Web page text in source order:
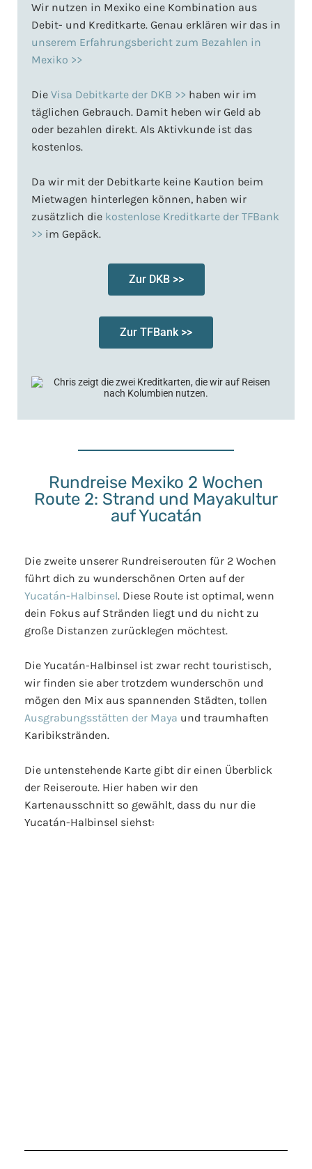
Wir nutzen in Mexiko eine Kombination aus
Debit- und Kreditkarte. Genau erklären wir das in
unserem Erfahrungsbericht zum Bezahlen in
Mexiko >>
Die Visa Debitkarte der DKB >> haben wir im
täglichen Gebrauch. Damit heben wir Geld ab
oder bezahlen direkt. Als Aktivkunde ist das
kostenlos.
Da wir mit der Debitkarte keine Kaution beim
Mietwagen hinterlegen können, haben wir
zusätzlich die kostenlose Kreditkarte der TFBank
>> im Gepäck.
Zur DKB >>
Zur TFBank >>
Rundreise Mexiko 2 Wochen
Route 2: Strand und Mayakultur
auf Yucatán
Die zweite unserer Rundreiserouten für 2 Wochen
führt dich zu wunderschönen Orten auf der
Yucatán-Halbinsel. Diese Route ist optimal, wenn
dein Fokus auf Stränden liegt und du nicht zu
große Distanzen zurücklegen möchtest.
Die Yucatán-Halbinsel ist zwar recht touristisch,
wir finden sie aber trotzdem wunderschön und
mögen den Mix aus spannenden Städten, tollen
Ausgrabungsstätten der Maya und traumhaften
Karibikstränden.
Die untenstehende Karte gibt dir einen Überblick
der Reiseroute. Hier haben wir den
Kartenausschnitt so gewählt, dass du nur die
Yucatán-Halbinsel siehst: